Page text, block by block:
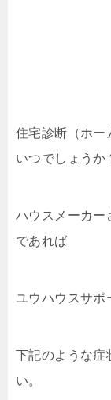
住宅診断（ホー
いつでしょうか
ハウスメーカー
であれば
ユウハウスサポ
下記のような症
い。